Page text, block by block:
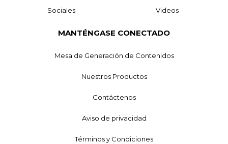
Sociales Videos
MANTÉNGASE CONECTADO
Mesa de Generación de Contenidos
Nuestros Productos
Contáctenos
Aviso de privacidad
Términos y Condiciones